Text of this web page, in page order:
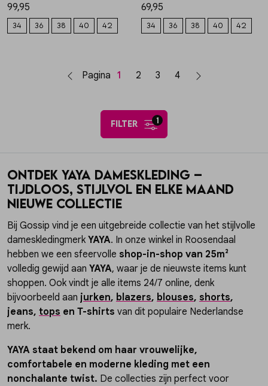
99,95
34 36 38 40 42
69,95
34 36 38 40 42
Pagina 1 2 3 4
1
filter
Ontdek YAYA dameskleding –
Tijdloos, stijlvol en elke maand
nieuwe collectie
Bij Gossip vind je een uitgebreide collectie van het stijlvolle
dameskledingmerk YAYA. In onze winkel in Roosendaal
hebben we een sfeervolle shop-in-shop van 25m²
volledig gewijd aan YAYA, waar je de nieuwste items kunt
shoppen. Ook vindt je alle items 24/7 online, denk
bijvoorbeeld aan jurken, blazers, blouses, shorts,
jeans, tops en T-shirts van dit populaire Nederlandse
merk.
YAYA staat bekend om haar vrouwelijke,
comfortabele en moderne kleding met een
nonchalante twist. De collecties zijn perfect voor